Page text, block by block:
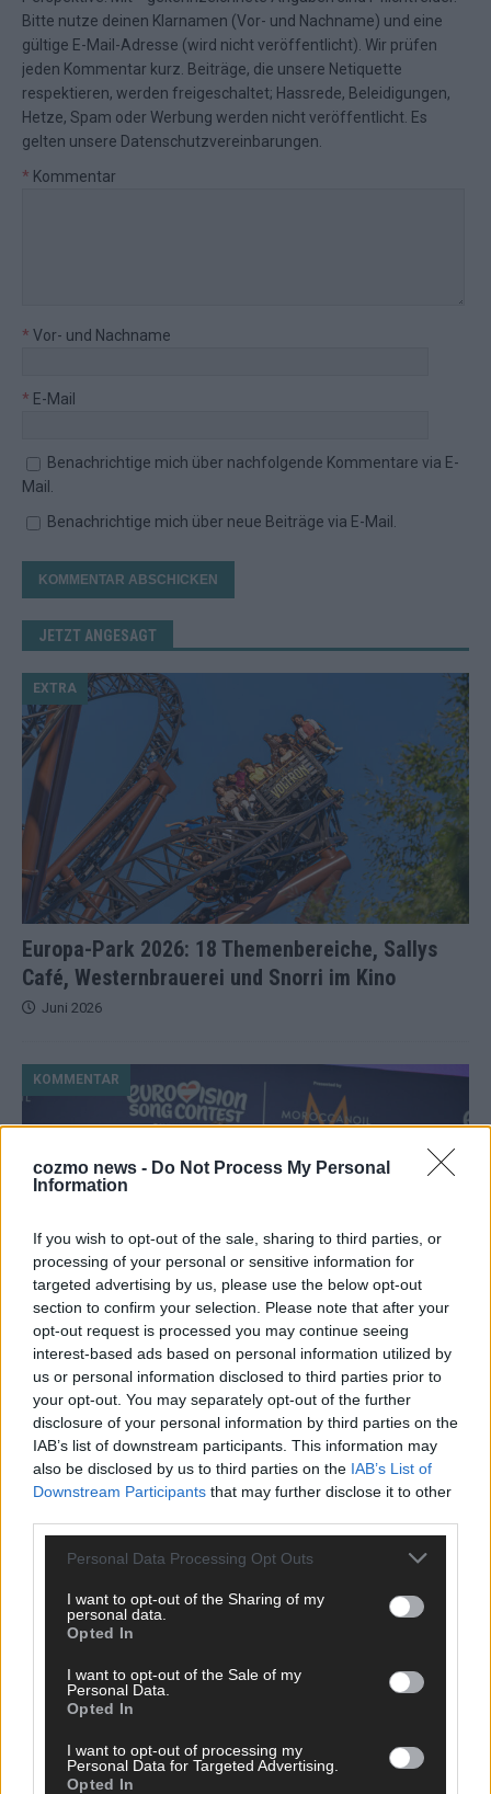
cozmo news - Do Not Process My Personal
Information
If you wish to opt-out of the sale, sharing to third parties, or
processing of your personal or sensitive information for
targeted advertising by us, please use the below opt-out
section to confirm your selection. Please note that after your
opt-out request is processed you may continue seeing
interest-based ads based on personal information utilized by
us or personal information disclosed to third parties prior to
your opt-out. You may separately opt-out of the further
disclosure of your personal information by third parties on the
IAB’s list of downstream participants. This information may
also be disclosed by us to third parties on the IAB’s List of
Downstream Participants that may further disclose it to other
Personal Data Processing Opt Outs
I want to opt-out of the Sharing of my
personal data.
Opted In
I want to opt-out of the Sale of my
Personal Data.
Opted In
I want to opt-out of processing my
Personal Data for Targeted Advertising.
Opted In
Bitte nutze deinen Klarnamen (Vor- und Nachname) und eine
gültige E-Mail-Adresse (wird nicht veröffentlicht). Wir prüfen
jeden Kommentar kurz. Beiträge, die unsere Netiquette
respektieren, werden freigeschaltet; Hassrede, Beleidigungen,
Hetze, Spam oder Werbung werden nicht veröffentlicht. Es
gelten unsere Datenschutzvereinbarungen
* Kommentar
* Vor- und Nachname
* E-Mail
Benachrichtige mich über nachfolgende Kommentare via E-
Mail.
Benachrichtige mich über neue Beiträge via E-Mail.
JETZT ANGESAGT
Europa-Park 2026: 18 Themenbereiche, Sallys
Café, Westernbrauerei und Snorri im Kino
EXTRA
Juni 2026
ESC 2026: Ein Sieger, der klar überzeugt – und
eine Debatte, die nicht aufhört
KOMMENTAR
Mai 2026
EUROVISION
Bulgarien gewinnt den Eurovision Song Contest 2026 – das
große Abschlussbild aus Wien
Mai 2026
EUROVISION
Das Papierboot kommt aus Basel: JJ eröffnet das ESC-
Finale in Wien – alle Show-Highlights
Mai 2026
Dänemark eröffnet, Österreich beschließt: Die
Startreihenfolge des ESC-Finales 2026 im Überblick